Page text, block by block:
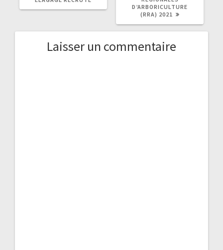
D’ARBORICULTURE
(RRA) 2021
Laisser un commentaire